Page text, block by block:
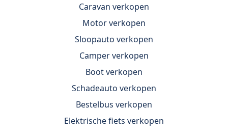
Caravan verkopen
Motor verkopen
Sloopauto verkopen
Camper verkopen
Boot verkopen
Schadeauto verkopen
Bestelbus verkopen
Elektrische fiets verkopen